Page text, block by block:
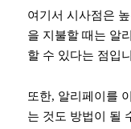
여기서 시사점은
을 지불할 때는 알
할 수 있다는 점입
또한, 알리페이를
는 것도 방법이 될